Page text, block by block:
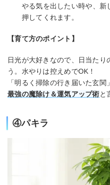
やる気を出したい時や、新
押してくれます。
【育て方のポイント】
日光が大好きなので、日当たり
う。水やりは控えめでOK！
「明るく掃除の行き届いた玄
最強の魔除け＆運気アップ術と
④パキラ